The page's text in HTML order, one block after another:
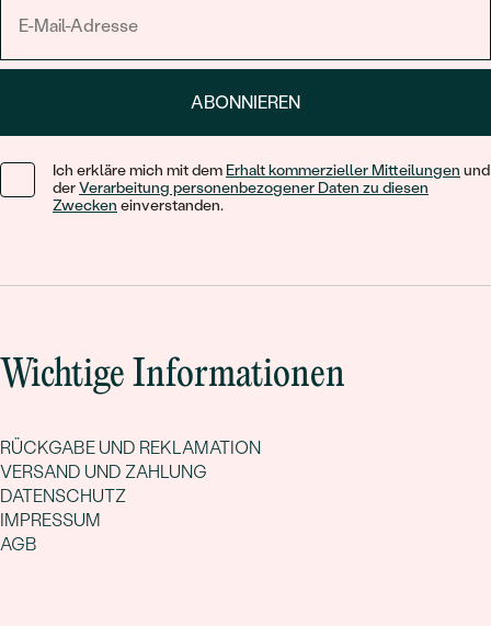
ABONNIEREN
Ich erkläre mich mit dem Erhalt kommerzieller Mitteilungen und
derVerarbeitung personenbezogener Daten zu diesen
Zwecken einverstanden.
Wichtige Informationen
RÜCKGABE UND REKLAMATION
VERSAND UND ZAHLUNG
DATENSCHUTZ
IMPRESSUM
AGB